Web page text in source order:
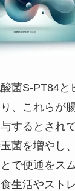
菌S-PT84と
、これらが
するとされ
菌を増やし
で便通をス
生活やスト